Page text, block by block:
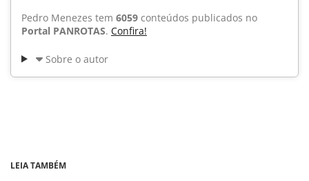
Pedro Menezes tem 6059 conteúdos publicados no
Portal PANROTAS. Confira!
Sobre o autor
LEIA TAMBÉM